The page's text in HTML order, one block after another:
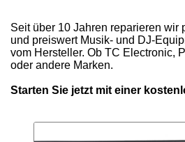
Seit über 10 Jahren reparieren wir
und preiswert Musik- und DJ-
vom Hersteller. Ob TC Electronic,
oder andere Marken.
Starten Sie jetzt mit einer